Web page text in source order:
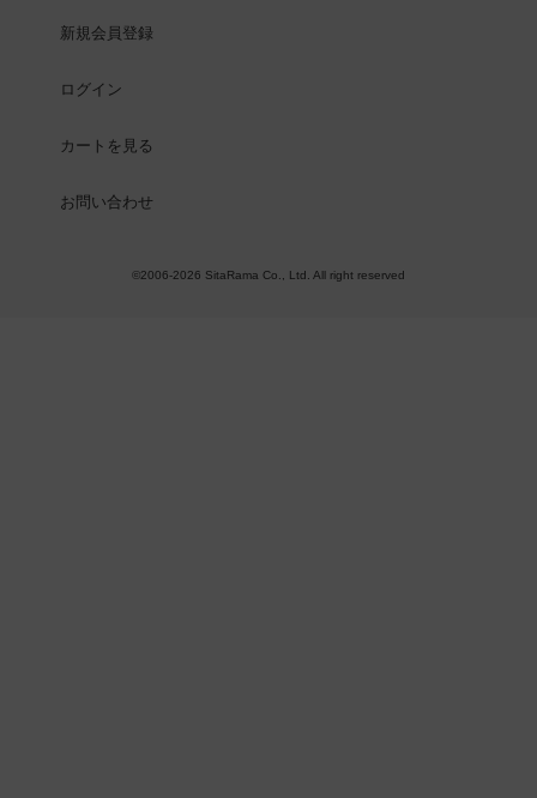
新規会員登録
ログイン
カートを見る
お問い合わせ
©2006-2026 SitaRama Co., Ltd. All right reserved